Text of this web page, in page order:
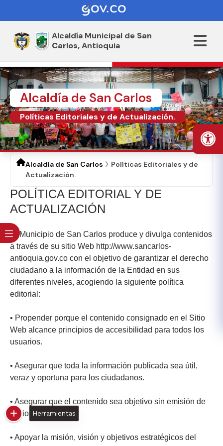
Alcaldía Municipal de San
Carlos,Antioquia
Alcaldía de San Carlos
Políticas Editoriales y de Actualización.
Alcaldía de San Carlos
Políticas Editoriales y de
Actualización.
POLÍTICA EDITORIAL Y DE
ACTUALIZACIÓN
El Municipio de San Carlos produce y divulga contenidos
a través de su sitio Web http://www.sancarlos-
antioquia.gov.co con el objetivo de garantizar el derecho
ciudadano a la información de la Entidad en sus
diferentes niveles, acogiendo la siguiente política
editorial:
• Propender porque el contenido consignado en el Sitio
Web alcance principios de accesibilidad para todos los
usuarios.
• Asegurar que toda la información publicada sea útil,
veraz y oportuna para los ciudadanos.
• Asegurar que el contenido sea objetivo sin emisión de
juicios de valor.
• Apoyar la misión, visión y objetivos estratégicos del
Herramientas